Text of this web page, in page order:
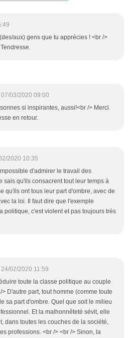
aux) gens que tu apprécies ! <br />
07/03/2020 09:00
si inspirantes, aussi!<br /> Merci.
en retour.
2020 10:35
d'admirer le travail des
sais qu'ils consacrent tout leur temps à
qu'ils ont tous leur part d'ombre, avec de
la loi. Il faut dire que l'exemple
politique, c'est violent et pas toujours très
24/02/2020 11:59
toute la classe politique au couple
> D'autre part, tout homme (comme toute
sa part d'ombre. Quel que soit le milieu
Et la malhonnêteté sévit, elle
dans toutes les couches de la société,
professions. <br /> <br /> Sinon, la